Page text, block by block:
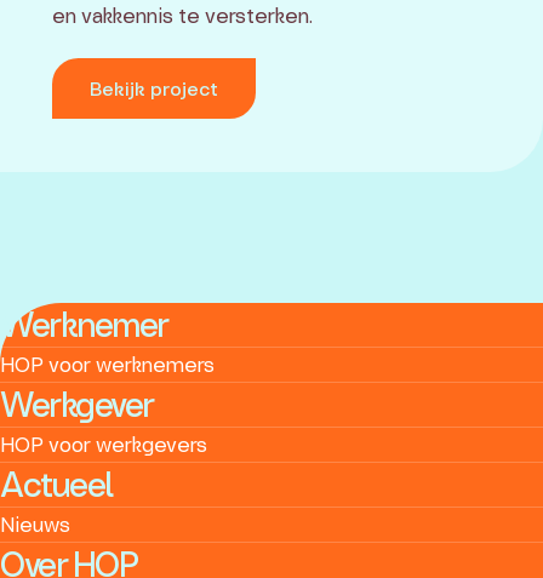
en vakkennis te versterken.
Bekijk project
Werknemer
HOP voor werknemers
Werkgever
HOP voor werkgevers
Actueel
Nieuws
Over HOP